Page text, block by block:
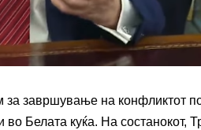
завршување на конфликтот
Белата куќа. На состанокот,